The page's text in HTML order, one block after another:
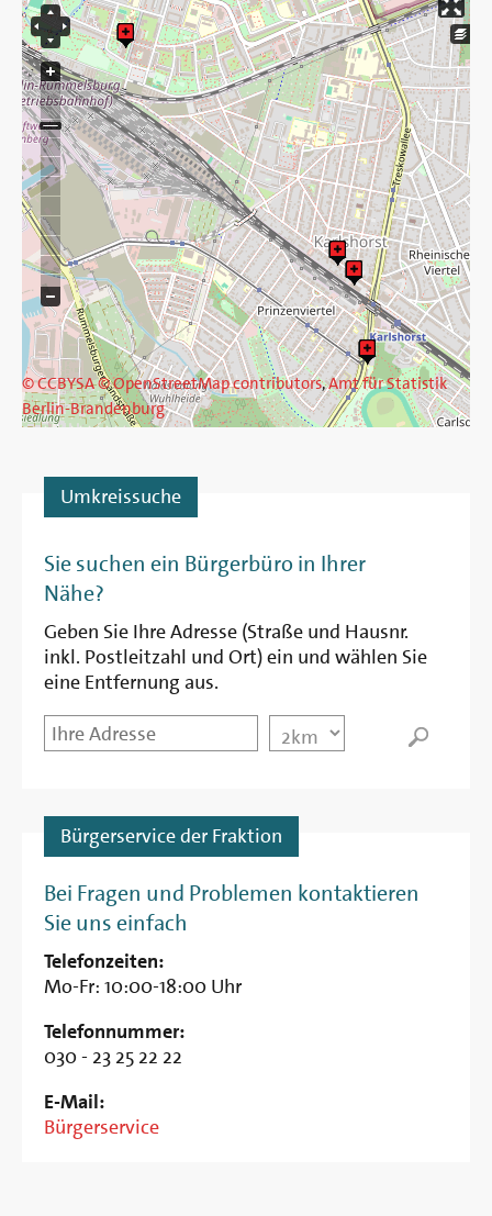
© CCBYSA© OpenStreetMap contributors,Amt für Statistik
Berlin-Brandenburg
Umkreissuche
Sie suchen ein Bürgerbüro in Ihrer
Nähe?
Geben Sie Ihre Adresse (Straße und Hausnr.
inkl. Postleitzahl und Ort) ein und wählen Sie
eine Entfernung aus.
Startpunkt
Entfernung
Bürgerservice der Fraktion
Bei Fragen und Problemen kontaktieren
Sie uns einfach
Telefonzeiten:
Mo-Fr: 10:00-18:00 Uhr
Telefonnummer:
030 - 23 25 22 22
E-Mail:
Bürgerservice